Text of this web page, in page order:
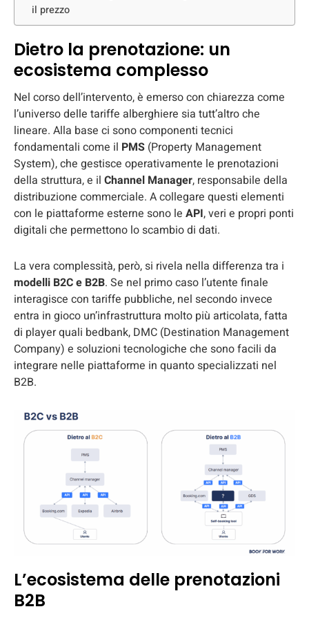
il prezzo
Dietro la prenotazione: un
ecosistema complesso
Nel corso dell’intervento, è emerso con chiarezza come
l’universo delle tariffe alberghiere sia tutt’altro che
lineare. Alla base ci sono componenti tecnici
fondamentali come il PMS (Property Management
System), che gestisce operativamente le prenotazioni
della struttura, e il Channel Manager, responsabile della
distribuzione commerciale. A collegare questi elementi
con le piattaforme esterne sono le API, veri e propri ponti
digitali che permettono lo scambio di dati.
La vera complessità, però, si rivela nella differenza tra i
modelli B2C e B2B. Se nel primo caso l’utente finale
interagisce con tariffe pubbliche, nel secondo invece
entra in gioco un’infrastruttura molto più articolata, fatta
di player quali bedbank, DMC (Destination Management
Company) e soluzioni tecnologiche che sono facili da
integrare nelle piattaforme in quanto specializzati nel
B2B.
L’ecosistema delle prenotazioni
B2B